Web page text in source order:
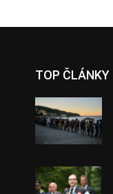
TOP ČLÁNKY